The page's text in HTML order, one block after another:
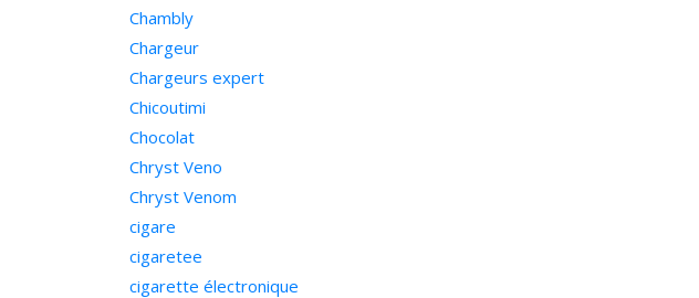
Chambly
Chargeur
Chargeurs expert
Chicoutimi
Chocolat
Chryst Veno
Chryst Venom
cigare
cigaretee
cigarette électronique